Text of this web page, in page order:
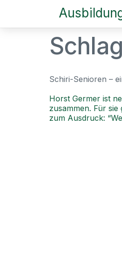
Schiri-Senioren –
Horst Germer ist
zusammen. Für
zum Ausdruck: